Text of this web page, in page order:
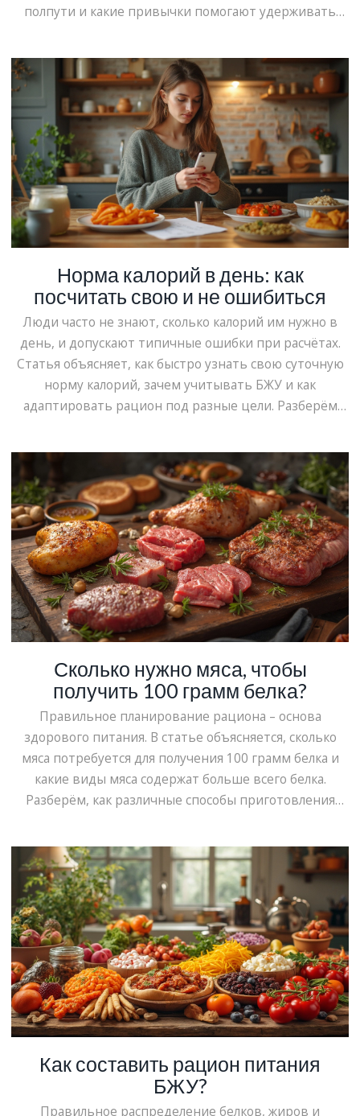
полпути и какие привычки помогают удерживать
лайфхаками для повседневной жизни, чтобы
похудение было не стрессом, а частью нормального
ритма.
Норма калорий в день: как
посчитать свою и не ошибиться
Люди часто не знают, сколько калорий им нужно в
день, и допускают типичные ошибки при расчётах.
Статья объясняет, как быстро узнать свою суточную
норму калорий, зачем учитывать БЖУ и как
адаптировать рацион под разные цели. Разберём
только на число калорий, но и на баланс белков,
жиров и углеводов.
Сколько нужно мяса, чтобы
получить 100 грамм белка?
Правильное планирование рациона – основа
здорового питания. В статье объясняется, сколько
мяса потребуется для получения 100 грамм белка и
какие виды мяса содержат больше всего белка.
Разберём, как различные способы приготовления
дадим несколько интересных фактов о пользе разных
видов мяса. Узнайте, как правильно включить мясо в
свой рацион, не перегружая себя лишними
калориями.
Как составить рацион питания
БЖУ?
Правильное распределение белков, жиров и